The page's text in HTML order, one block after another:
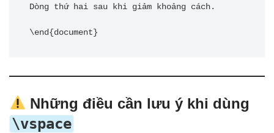
Dòng thứ hai sau khi giảm khoảng cách.
Những điều cần lưu ý khi dùng
\vspace